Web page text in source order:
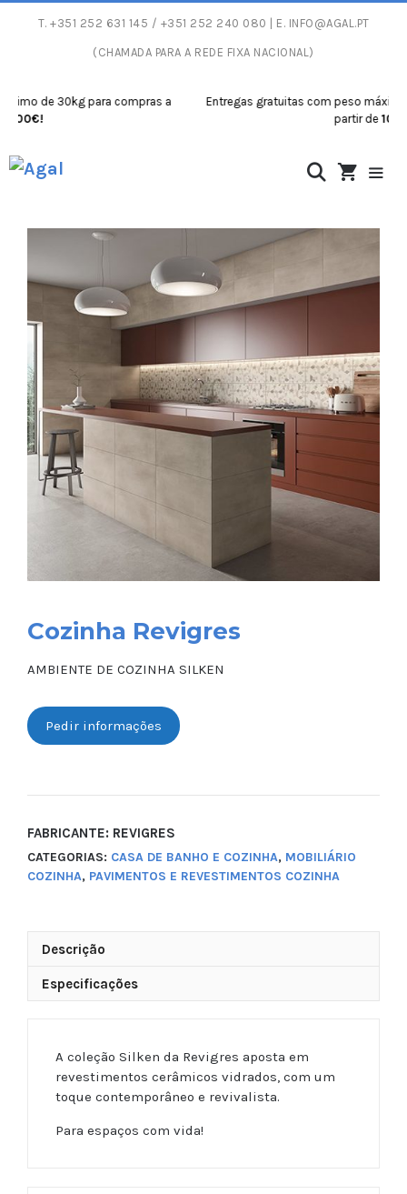
T. +351 252 631 145 / +351 252 240 080 | E. INFO@AGAL.PT
(CHAMADA PARA A REDE FIXA NACIONAL)
de 30kg para compras a
Entregas gratuitas com peso máximo de
partir de100€!
Cozinha Revigres
AMBIENTE DE COZINHA SILKEN
Pedir informações
FABRICANTE: REVIGRES
CATEGORIAS: CASA DE BANHO E COZINHA, MOBILIÁRIO
COZINHA, PAVIMENTOS E REVESTIMENTOS COZINHA
Descrição
Especificações
A coleção Silken da Revigres aposta em
revestimentos cerâmicos vidrados, com um
toque contemporâneo e revivalista.
Para espaços com vida!